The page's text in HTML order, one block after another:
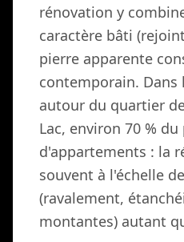
rénovation y
caractère bâti
pierre apparente
contemporain. Dans
autour du quartier
Lac, environ 70 %
d'appartements : la
souvent à l'échelle
(ravalement,
montantes) autant